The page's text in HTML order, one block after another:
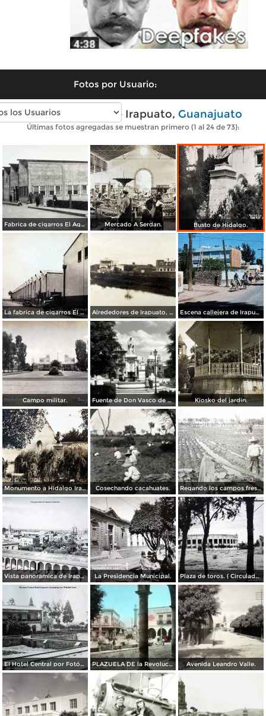
Fotos por Usuario:
Fotos antiguas de Irapuato, Guanajuato
Últimas fotos agregadas se muestran primero (1 al 24 de 73):
Fabrica de cigarros El Aguila. Mercado A Serdan. Busto de Hidalgo.
La fabrica de cigarros El Aguila. Alrededores de Irapuato, Guanajuato. Escena callejera de Irapuato 1959 .
Campo militar. Fuente de Don Vasco de Quiroga Kiosko del jardin.
Monumento a Hidalgo Irapuato, Guanajuato. ( Circulada el 3 de Abril de 1926 ). Cosechando cacahuates. Regando los campos freseros ( Fechada en 1927 ).
Vista panoramica de Irapuato Guanajuato. La Presidencia Municipal. Plaza de toros. ( Circulada el 29 de Enero de 1950 ) .
El Hotel Central por Fotógrafo Winfield Scott. PLAZUELA DE la Revolucion. Avenida Leandro Valle.